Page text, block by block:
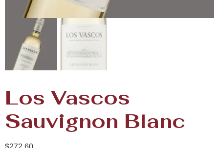
Los Vascos
Sauvignon Blanc
$272.60